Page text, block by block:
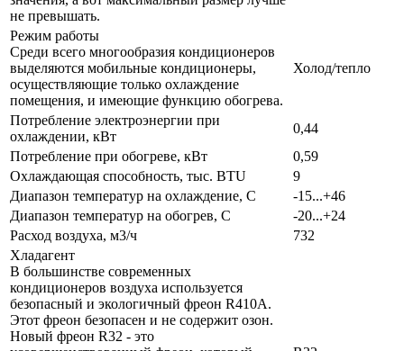
не превышать.
Режим работы
Среди всего многообразия кондиционеров
выделяются мобильные кондиционеры,
осуществляющие только охлаждение
помещения, и имеющие функцию обогрева.
Холод/тепло
Потребление электроэнергии при
охлаждении, кВт
0,44
Потребление при обогреве, кВт
0,59
Охлаждающая способность, тыс. BTU
9
Диапазон температур на охлаждение, С
-15...+46
Диапазон температур на обогрев, С
-20...+24
Расход воздуха, м3/ч
732
Хладагент
В большинстве современных
кондиционеров воздуха используется
безопасный и экологичный фреон R410A.
Этот фреон безопасен и не содержит озон.
Новый фреон R32 - это